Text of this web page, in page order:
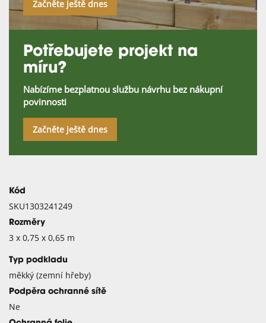
Začněte ještě dnes
Potřebujete projekt na
míru?
Nabízíme bezplatnou službu návrhu bez nákupní
povinnosti
Začněte ještě dnes
Kód
SKU1303241249
Rozměry
3 x 0,75 x 0,65 m
Typ podkladu
měkký (zemní hřeby)
Podpěra ochranné sítě
Ne